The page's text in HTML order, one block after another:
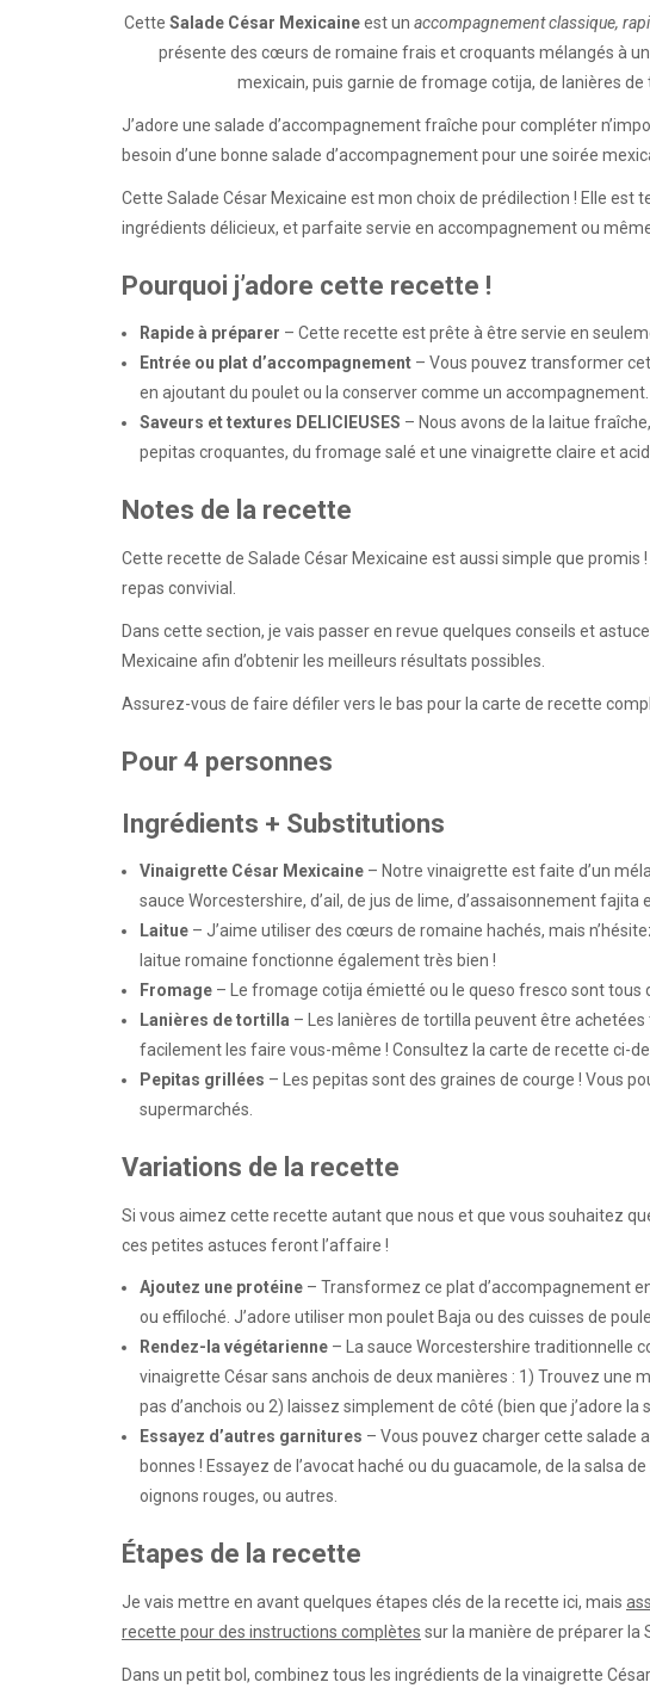
Cette Salade César Mexicaineest un accompagnement classique,
présente des cœurs de romaine frais et croquants mélangés à
mexicain, puis garnie de fromage cotija, de lanières
J’adore une salade d’accompagnement fraîche pour compléter
besoin d’une bonne salade d’accompagnement pour une soirée
Cette Salade César Mexicaine est mon choix de prédilection ! Elle est
ingrédients délicieux, et parfaite servie en accompagnement ou
Pourquoi j’adore cette recette !
Rapide à préparer – Cette recette est prête à être servie en
Entrée ou plat d’accompagnement – Vous pouvez transformer
en ajoutant du poulet ou la conserver comme un accompagnement.
Saveurs et textures DELICIEUSES – Nous avons de la laitue
pepitas croquantes, du fromage salé et une vinaigrette claire et
Notes de la recette
Cette recette de Salade César Mexicaine est aussi simple que promis
repas convivial.
Dans cette section, je vais passer en revue quelques conseils et
Mexicaine afin d’obtenir les meilleurs résultats possibles.
Assurez-vous de faire défiler vers le bas pour la carte de recette
Pour 4 personnes
Ingrédients + Substitutions
Vinaigrette César Mexicaine – Notre vinaigrette est faite d’un
sauce Worcestershire, d’ail, de jus de lime, d’assaisonnement fajita
Laitue – J’aime utiliser des cœurs de romaine hachés, mais
laitue romaine fonctionne également très bien !
Fromage – Le fromage cotija émietté ou le queso fresco sont tous
Lanières de tortilla – Les lanières de tortilla peuvent être
facilement les faire vous-même ! Consultez la carte de recette ci-
Pepitas grillées – Les pepitas sont des graines de courge ! Vous
supermarchés.
Variations de la recette
Si vous aimez cette recette autant que nous et que vous souhaitez
ces petites astuces feront l’affaire !
Ajoutez une protéine – Transformez ce plat d’accompagnement
ou effiloché. J’adore utiliser mon poulet Baja ou des cuisses de
Rendez-la végétarienne – La sauce Worcestershire traditionnelle
vinaigrette César sans anchois de deux manières : 1) Trouvez une
pas d’anchois ou 2) laissez simplement de côté (bien que j’adore la
Essayez d’autres garnitures – Vous pouvez charger cette salade
bonnes ! Essayez de l’avocat haché ou du guacamole, de la salsa
oignons rouges, ou autres.
Étapes de la recette
Je vais mettre en avant quelques étapes clés de la recette ici, mais
recette pour des instructions complètes sur la manière de préparer la
Dans un petit bol, combinez tous les ingrédients de la vinaigrette